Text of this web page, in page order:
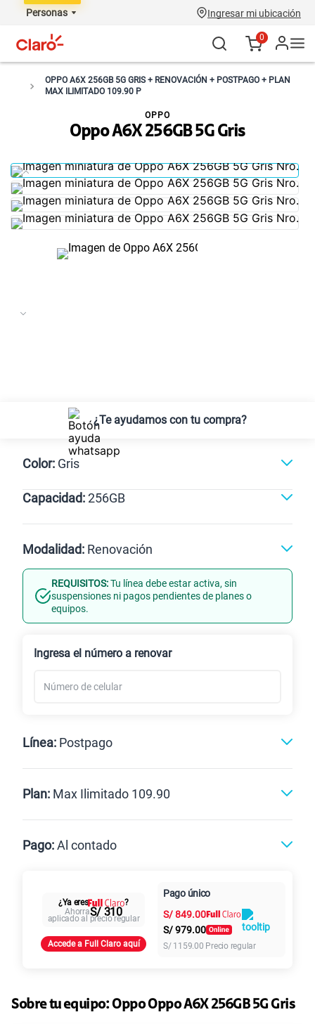
Personas Ingresar mi ubicación
0
OPPO A6X 256GB 5G GRIS + RENOVACIÓN + POSTPAGO + PLAN
MAX ILIMITADO 109.90 P
Oppo A6X 256GB 5G Gris
OPPO
¿Te ayudamos con tu compra?
Color: Gris
Gris Violeta
Capacidad:256GB
256GB
Modalidad: Renovación
Línea Nueva Portabilidad
REQUISITOS:Tu línea debe estar activa, sin
suspensiones ni pagos pendientes de planes o
equipos.
Ingresa el número a renovar
Línea: Postpago
Postpago
Plan: Max Ilimitado 109.90
Paga solo
125GBen alta velocidad
79.90
155 GBen alta velocidad
110GBen alta velocidad
Pago:Al contado
Al contado Cuotas Claro
intereses
¿Ya eres
?
AhorraS/ 310
aplicado al precio regular
Accede a Full Claro aquí
Pago único
S/849.00
S/979.00
S/ 1159.00 Precio regular
Sobre tu equipo:OppoOppo A6X 256GB 5G Gris